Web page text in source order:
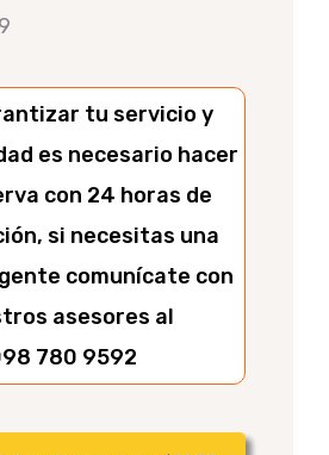
tu servicio y
es necesario hacer
con 24 horas de
si necesitas una
comunícate con
asesores al
780 9592